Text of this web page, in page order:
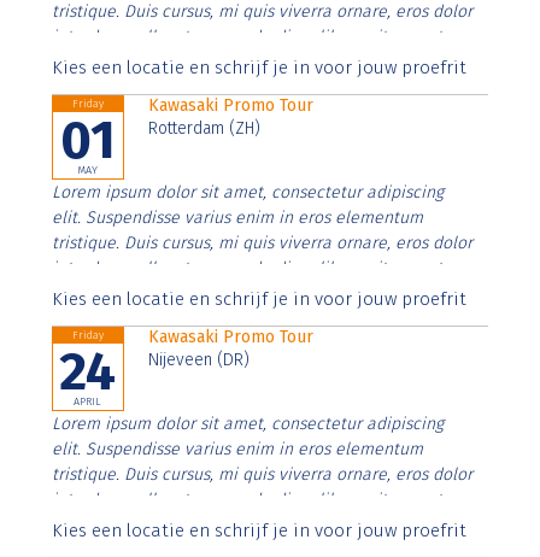
tristique. Duis cursus, mi quis viverra ornare, eros dolor
interdum nulla, ut commodo diam libero vitae erat.
Aenean faucibus nibh et justo cursus id rutrum lorem
Kies een locatie en schrijf je in voor jouw proefrit
Friday
01
MAY
Kawasaki Promo Tour
Rotterdam (ZH)
Lorem ipsum dolor sit amet, consectetur adipiscing
elit. Suspendisse varius enim in eros elementum
tristique. Duis cursus, mi quis viverra ornare, eros dolor
interdum nulla, ut commodo diam libero vitae erat.
Aenean faucibus nibh et justo cursus id rutrum lorem
Kies een locatie en schrijf je in voor jouw proefrit
Friday
24
APRIL
Kawasaki Promo Tour
Nijeveen (DR)
Lorem ipsum dolor sit amet, consectetur adipiscing
elit. Suspendisse varius enim in eros elementum
tristique. Duis cursus, mi quis viverra ornare, eros dolor
interdum nulla, ut commodo diam libero vitae erat.
Aenean faucibus nibh et justo cursus id rutrum lorem
Kies een locatie en schrijf je in voor jouw proefrit